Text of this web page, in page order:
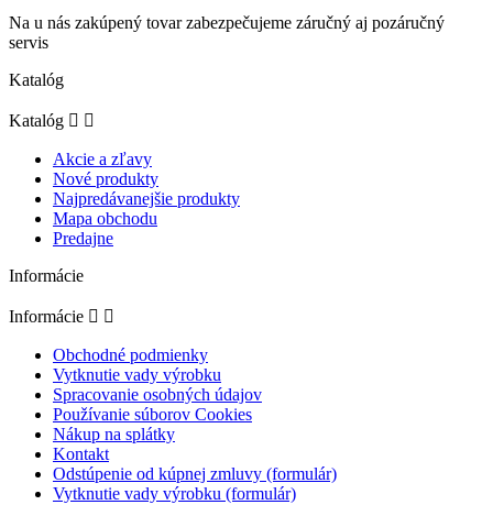
Na u nás zakúpený tovar zabezpečujeme záručný aj pozáručný
servis
Katalóg
Katalóg  
Akcie a zľavy
Nové produkty
Najpredávanejšie produkty
Mapa obchodu
Predajne
Informácie
Informácie  
Obchodné podmienky
Vytknutie vady výrobku
Spracovanie osobných údajov
Používanie súborov Cookies
Nákup na splátky
Kontakt
Odstúpenie od kúpnej zmluvy (formulár)
Vytknutie vady výrobku (formulár)